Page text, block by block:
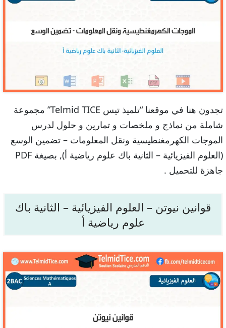
تجدون هنا في موقعنا “تلميذ تيس Telmid TICE” مجموعة
شاملة من نماذج و ملخصات و تمارين و حلول لدرس
الموجات الكهرمغنطيسية ونقل المعلومات – تضمين الوسع
(العلوم الفيزيائية – الثانية باك علوم رياضية أ), بصيغة PDF
جاهزة للتحميل .
قوانين نيوتن – العلوم الفيزيائية – الثانية باك
علوم رياضية أ